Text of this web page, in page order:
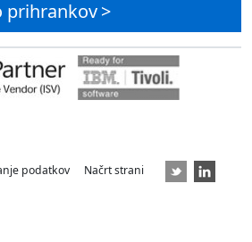
prihrankov>
podatkov Načrt strani